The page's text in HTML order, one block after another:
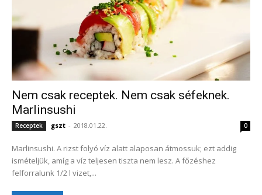
Nem csak receptek. Nem csak séfeknek.
Marlinsushi
Receptek gszt - 2018.01.22. 0
Marlinsushi. A rizst folyó víz alatt alaposan átmossuk; ezt addig
ismételjük, amíg a víz teljesen tiszta nem lesz. A főzéshez
felforralunk 1/2 l vizet,...